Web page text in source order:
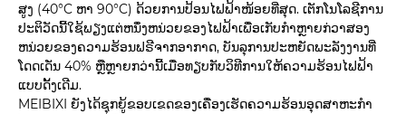
ສູງ (40°C ຫາ 90°C) ດ້ວຍການປ້ອນໄຟຟ້າໜ້ອຍທີ່ສຸດ. ເຕັກໂນໂລຊີການ
ປະຕິວັດນີ້ໃຊ້ພຽງແຕ່ຫນຶ່ງຫນ່ວຍຂອງໄຟຟ້າເພື່ອເກັບກໍາຫຼາຍກ່ວາສອງ
ຫນ່ວຍຂອງຄວາມຮ້ອນຟຣີຈາກອາກາດ, ບັນລຸການປະຫຍັດພະລັງງານທີ່
ໂດດເດັ່ນ 40% ຫຼືຫຼາຍກວ່ານີ້ເມື່ອທຽບກັບວິທີການໃຫ້ຄວາມຮ້ອນໄຟຟ້າ
ແບບດັ້ງເດີມ.
MEIBIXI ຍັງໄດ້ຊຸກຍູ້ຂອບເຂດຂອງເຄື່ອງເຮັດຄວາມຮ້ອນອຸດສາຫະກໍາ